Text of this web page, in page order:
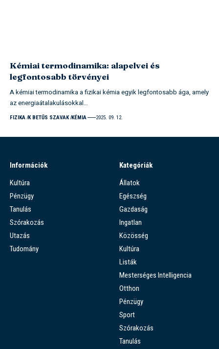
Kémiai termodinamika: alapelvei és
legfontosabb törvényei
A kémiai termodinamika a fizikai kémia egyik legfontosabb ága, amely
az energiaátalakulásokkal…
FIZIKA K BETŰS SZAVAK KÉMIA 2025. 09. 12.
Információk
Kultúra
Pénzügy
Tanulás
Szórakozás
Utazás
Tudomány
Kategóriák
Állatok
Egészség
Gazdaság
Ingatlan
Közösség
Kultúra
Listák
Mesterséges Intelligencia
Otthon
Pénzügy
Sport
Szórakozás
Tanulás